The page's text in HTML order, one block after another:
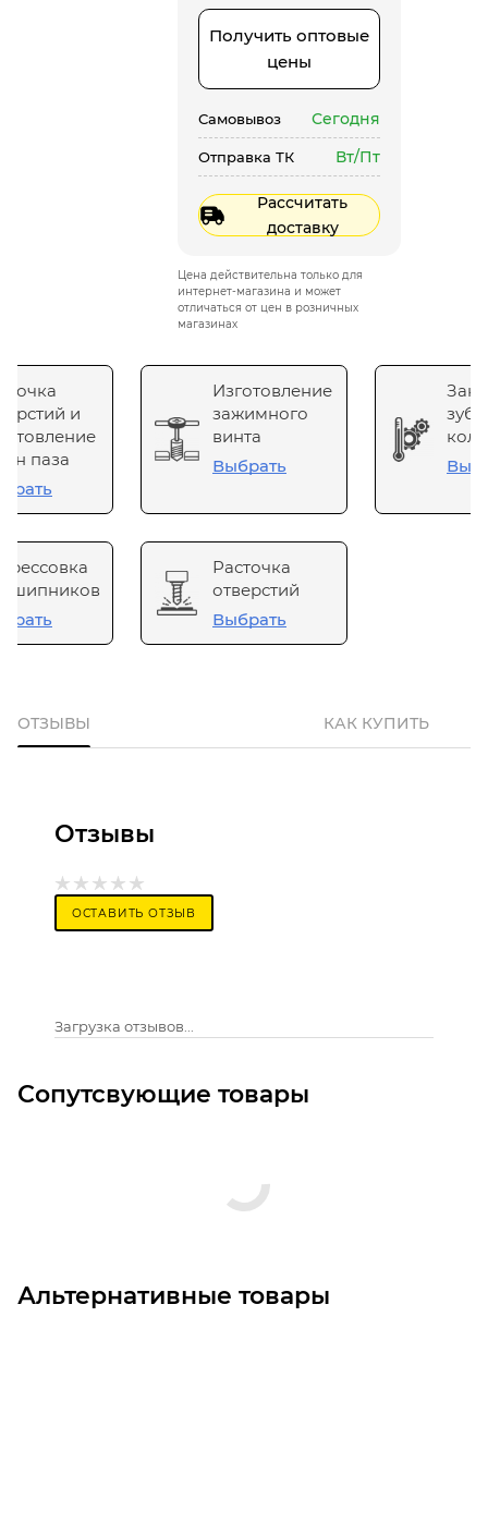
Получить оптовые
цены
Самовывоз Сегодня
Отправка ТК Вт/Пт
Рассчитать
доставку
Цена действительна только для
интернет-магазина и может
отличаться от цен в розничных
магазинах
и
паза
Изготовление
зажимного
винта
Выбрать
Расточка
отверстий
Выбрать
ОТЗЫВЫ КАК КУПИТЬ
Отзывы
ОСТАВИТЬ ОТЗЫВ
Загрузка отзывов...
Сопутсвующие товары
Альтернативные товары